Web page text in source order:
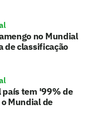
no Mundial
de classificação
país tem '99% de
Mundial de